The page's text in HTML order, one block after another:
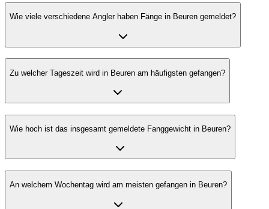
Wie viele verschiedene Angler haben Fänge in Beuren gemeldet?
Zu welcher Tageszeit wird in Beuren am häufigsten gefangen?
Wie hoch ist das insgesamt gemeldete Fanggewicht in Beuren?
An welchem Wochentag wird am meisten gefangen in Beuren?